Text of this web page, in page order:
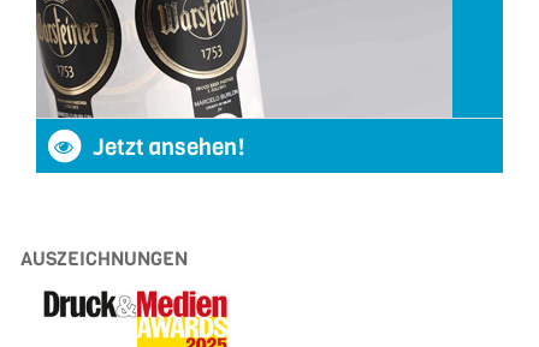
Jetzt ansehen!
AUSZEICHNUNGEN